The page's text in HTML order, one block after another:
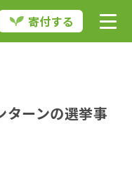
寄付する
ターンの選挙事